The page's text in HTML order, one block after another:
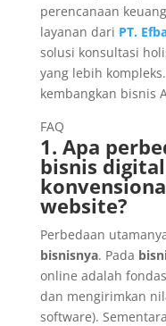
perencanaan
layanan dari PT.
solusi konsultasi
yang lebih
kembangkan bisnis
FAQ
1. Apa
bisnis
website?
Perbedaan
bisnisnya. Pada
online adalah
dan mengirimkan
software).